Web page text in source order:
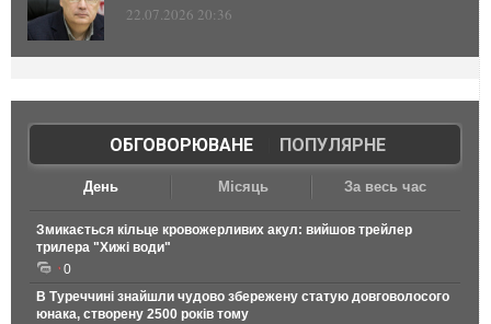
22.07.2026 20:36
ОБГОВОРЮВАНЕ| ПОПУЛЯРНЕ
День Місяць За весь час
Змикається кільце кровожерливих акул: вийшов трейлер
трилера "Хижі води"
0
В Туреччині знайшли чудово збережену статую довговолосого
юнака, створену 2500 років тому